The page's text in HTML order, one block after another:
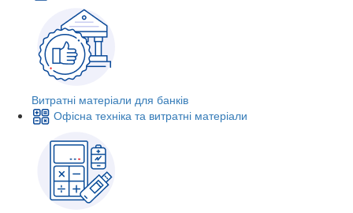
Витратні матеріали для банків
Офісна техніка та витратні матеріали